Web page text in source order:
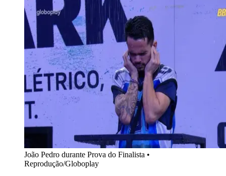
João Pedro durante Prova do Finalista •
Reprodução/Globoplay